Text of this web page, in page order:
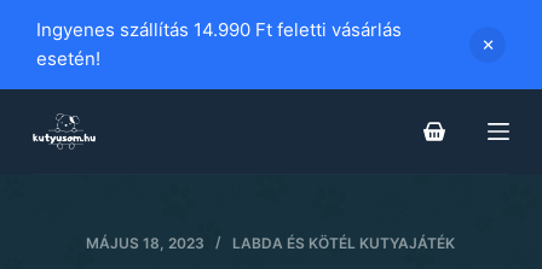
i
Ingyenes szállítás 14.990 Ft feletti vásárlás
esetén!
MÁJUS 18, 2023 LABDA ÉS KÖTÉL KUTYAJÁTÉK